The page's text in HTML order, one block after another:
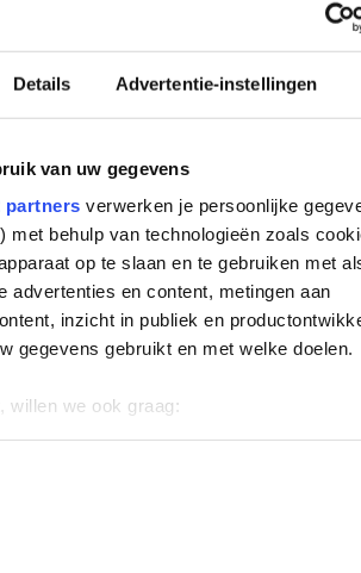
Details Advertentie-instellingen
van uw gegevens
partners verwerken je persoonlijke
met behulp van technologieën zoals
op te slaan en te gebruiken met
advertenties en content, metingen aan
inzicht in publiek en
gegevens gebruikt en met welke doelen.
willen we ook graag:
over uw geografische locatie,
identificeren door het actief te scannen
uw persoonlijke gegevens worden
al onze ontwikkelingen?